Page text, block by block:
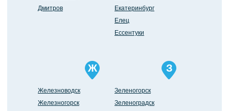
Дмитров
Екатеринбург
Елец
Ессентуки
Ж
Железноводск
Железногорск
З
Зеленогорск
Зеленоградск